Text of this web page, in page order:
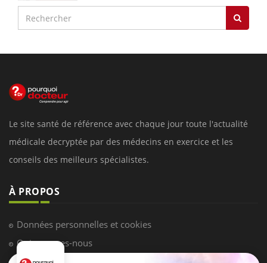
Le site santé de référence avec chaque jour toute l'actualité
médicale decryptée par des médecins en exercice et les
conseils des meilleurs spécialistes.
À PROPOS
Données personnelles et cookies
Qui sommes-nous